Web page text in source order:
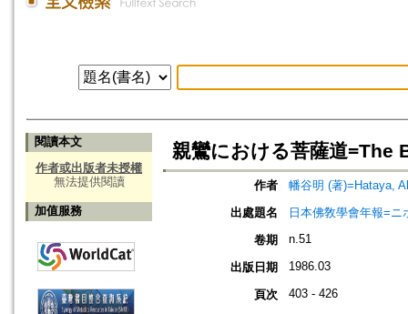
閱讀本文
作者或出版者未授權
無法提供閱讀
加值服務
親鸞における菩薩道
作者
幡谷明 (著)=Hataya,
出處題名
日本佛敎學會年報=
卷期
n.51
出版日期 1986.03
頁次 403 - 426